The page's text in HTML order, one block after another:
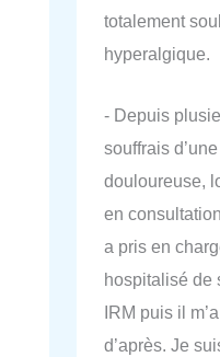
totalement
hyperalgique.
- Depuis
souffrais
douloureuse,
en
a pris en
hospitalisé de
IRM puis il
d’après. Je